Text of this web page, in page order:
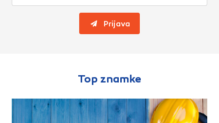
Prijava
Top znamke